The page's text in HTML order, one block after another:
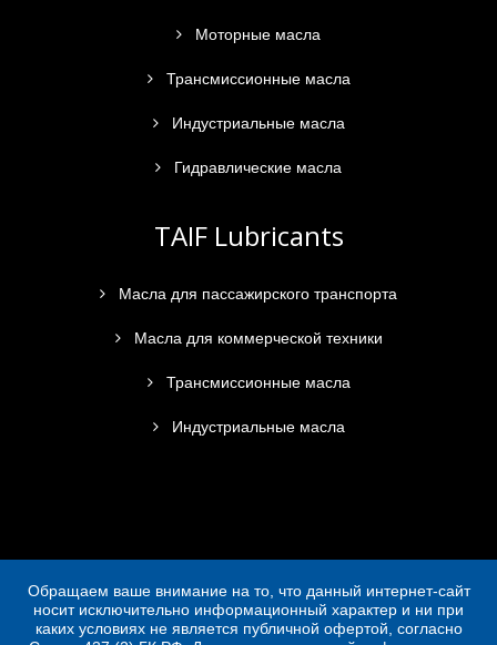
Моторные масла
Трансмиссионные масла
Индустриальные масла
Гидравлические масла
TAIF Lubricants
Масла для пассажирского транспорта
Масла для коммерческой техники
Трансмиссионные масла
Индустриальные масла
Обращаем ваше внимание на то, что данный интернет-сайт
носит исключительно информационный характер и ни при
каких условиях не является публичной офертой, согласно